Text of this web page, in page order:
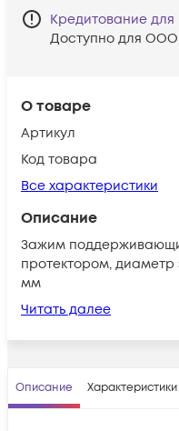
О товаре
Артикул
Код товара
Все характеристики
Описание
Зажим
протектором, диаметр
мм
Читать далее
Кредитование
Доступно для
Описание Характеристики